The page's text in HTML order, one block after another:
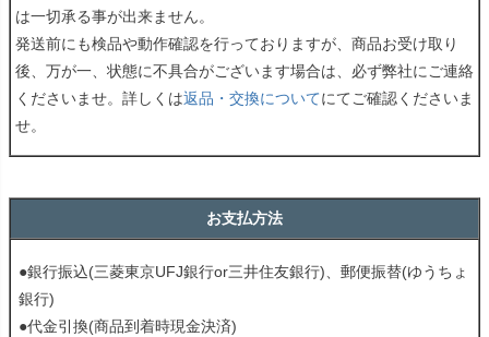
は一切承る事が出来ません。
発送前にも検品や動作確認を行っておりますが、商品お受け取り
後、万が一、状態に不具合がございます場合は、必ず弊社にご連絡
くださいませ。詳しくは返品・交換についてにてご確認くださいま
せ。
お支払方法
●銀行振込(三菱東京UFJ銀行or三井住友銀行)、郵便振替(ゆうちょ
銀行)
●代金引換(商品到着時現金決済)